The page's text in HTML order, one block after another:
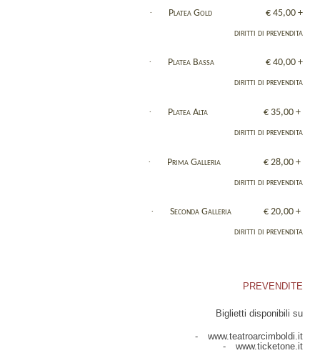
· Platea Gold
€ 45,00 +
diritti di prevendita
· Platea Bassa
€ 40,00 +
diritti di prevendita
· Platea Alta
€ 35,00 +
diritti di prevendita
· Prima Galleria
€ 28,00 +
diritti di prevendita
· Seconda Galleria
€ 20,00 +
diritti di prevendita
PREVENDITE
Biglietti disponibili su
-
www.teatroarcimboldi.it
-
www.ticketone.it